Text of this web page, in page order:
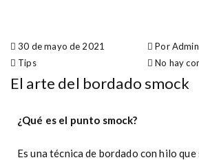
30 de mayo de 2021
Por Admin
Tips
No hay
El arte del bordado smock
¿Qué es el punto smock?
Es una técnica de bordado con hilo